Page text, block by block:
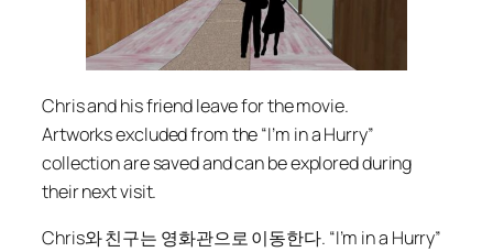
Chris and his friend leave for the movie.
Artworks excluded from the“I’m in a Hurry”
collection are saved and can be explored during
their next visit.
Chris와 친구는 영화관으로 이동한다. “I’m in a Hurry”